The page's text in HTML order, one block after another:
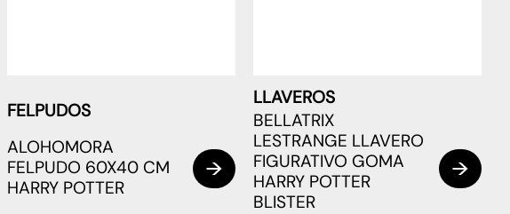
FELPUDOS
ALOHOMORA
FELPUDO 60X40 CM
HARRY POTTER
LLAVEROS
BELLATRIX
LESTRANGE LLAVERO
FIGURATIVO GOMA
HARRY POTTER
BLISTER